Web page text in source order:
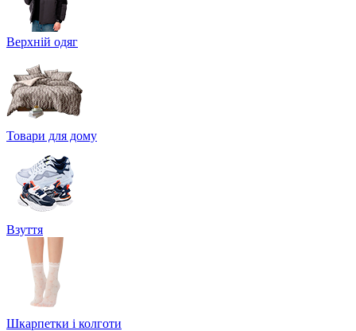
Верхній одяг
Товари для дому
Взуття
Шкарпетки і колготи